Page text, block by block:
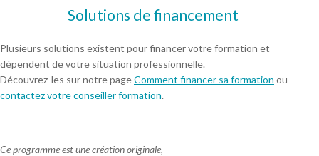
Solutions de financement
Plusieurs solutions existent pour financer votre formation et
dépendent de votre situation professionnelle.
Découvrez-les sur notre pageComment financer sa formation ou
contactez votre conseiller formation.
Ce programme est une création originale,